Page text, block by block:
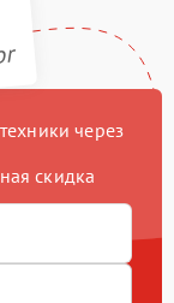
через
скидка